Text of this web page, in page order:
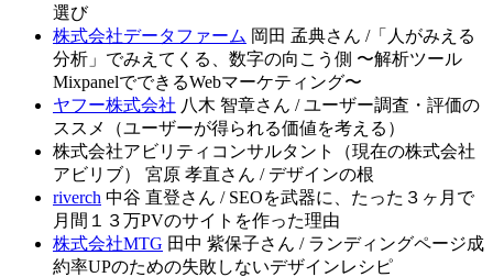
選び
株式会社データファーム 岡田 孟典さん /「人がみえる
分析」でみえてくる、数字の向こう側 〜解析ツール
MixpanelでできるWebマーケティング〜
ヤフー株式会社 八木 智章さん / ユーザー調査・評価の
ススメ（ユーザーが得られる価値を考える）
株式会社アビリティコンサルタント（現在の株式会社
アビリブ） 宮原 孝直さん / デザインの根
riverch 中谷 直登さん / SEOを武器に、たった３ヶ月で
月間１３万PVのサイトを作った理由
株式会社MTG 田中 紫保子さん / ランディングページ成
約率UPのための失敗しないデザインレシピ